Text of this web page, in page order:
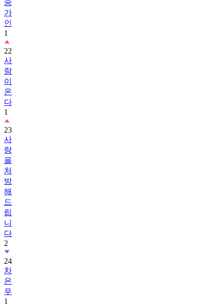
인
1
22
사
랑
이
온
다
1
23
사
랑
을
처
방
해
드
립
니
다
2
24
차
은
우
1
25